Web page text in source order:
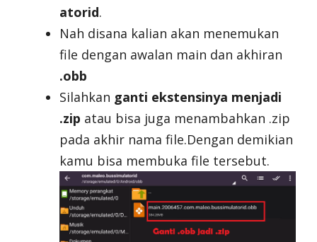
atorid.
Nah disana kalian akan menemukan
file dengan awalan main dan akhiran
.obb
Silahkan ganti ekstensinya menjadi
.zip atau bisa juga menambahkan .zip
pada akhir nama file.Dengan demikian
kamu bisa membuka file tersebut.